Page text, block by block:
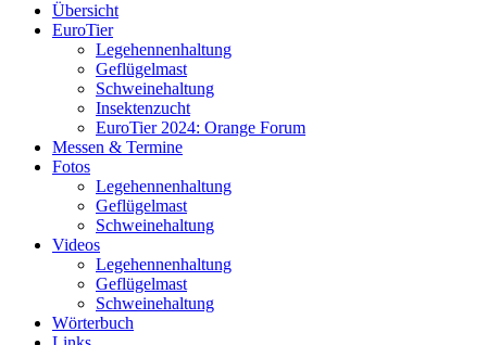
Übersicht
EuroTier
Legehennenhaltung
Geflügelmast
Schweinehaltung
Insektenzucht
EuroTier 2024: Orange Forum
Messen & Termine
Fotos
Legehennenhaltung
Geflügelmast
Schweinehaltung
Videos
Legehennenhaltung
Geflügelmast
Schweinehaltung
Wörterbuch